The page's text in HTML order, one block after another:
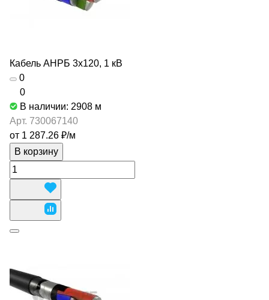
Кабель АНРБ 3х120, 1 кВ
0
0
В наличии: 2908 м
Арт. 730067140
от 1 287.26 ₽/м
В корзину